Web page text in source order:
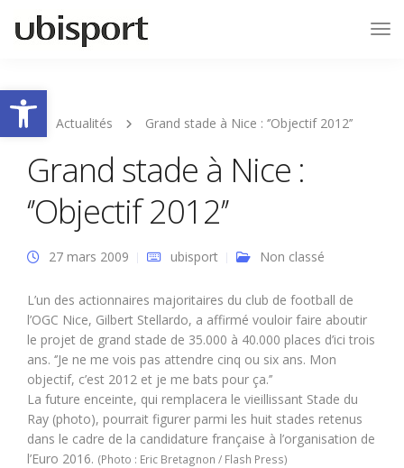
Ouvrir la barre d’outils
Actualités Grand stade à Nice : ‘’Objectif 2012’’
Grand stade à Nice :
‘’Objectif 2012’’
27 mars 2009 ubisport Non classé
L’un des actionnaires majoritaires du club de football de
l’OGC Nice, Gilbert Stellardo, a affirmé vouloir faire aboutir
le projet de grand stade de 35.000 à 40.000 places d’ici trois
ans. ‘’Je ne me vois pas attendre cinq ou six ans. Mon
objectif, c’est 2012 et je me bats pour ça.’’
La future enceinte, qui remplacera le vieillissant Stade du
Ray (photo), pourrait figurer parmi les huit stades retenus
dans le cadre de la candidature française à l’organisation de
l’Euro 2016. (Photo : Eric Bretagnon / Flash Press)